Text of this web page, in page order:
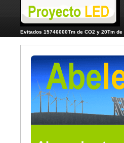
Evitados 15746000Tm de CO2 y 20Tm